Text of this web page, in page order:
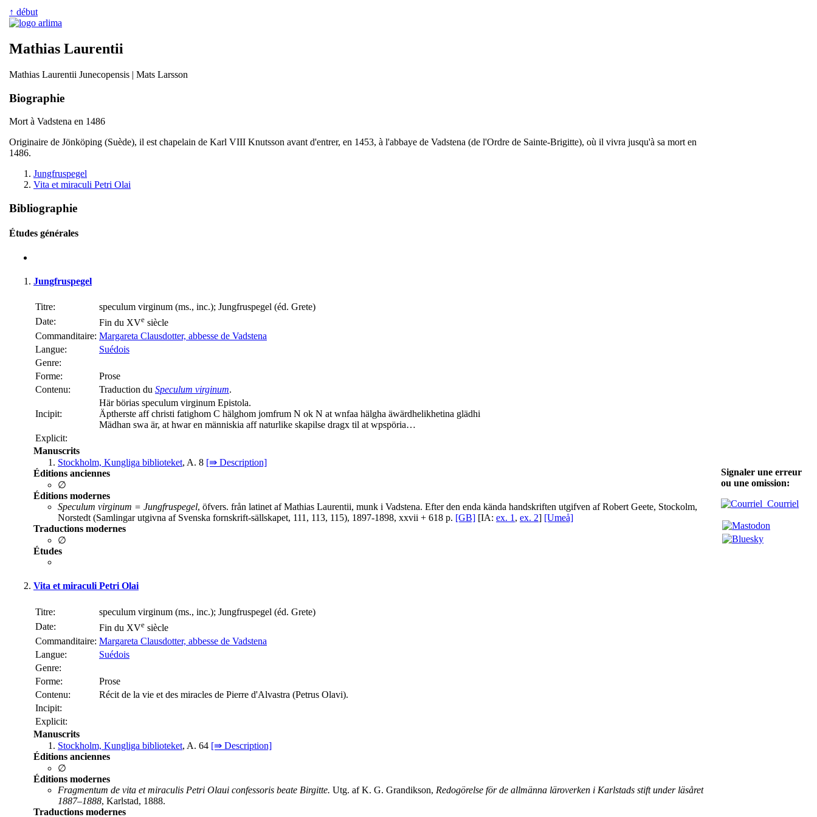
↑ début
Mathias Laurentii
Mathias Laurentii Junecopensis | Mats Larsson
Biographie
Mort à Vadstena en 1486
Originaire de Jönköping (Suède), il est chapelain de Karl VIII Knutsson avant d'entrer, en 1453, à l'abbaye de Vadstena (de l'Ordre de Sainte-Brigitte), où il vivra jusqu'à sa mort en
1486.
Jungfruspegel
Vita et miraculi Petri Olai
Bibliographie
Études générales
Jungfruspegel
Titre:
speculum virginum (ms., inc.); Jungfruspegel (éd. Grete)
Date:
Fin du XVe siècle
Commanditaire: Margareta Clausdotter, abbesse de Vadstena
Langue:
Suédois
Genre:
Forme:
Prose
Contenu:
Traduction du Speculum virginum.
Incipit:
Här börias speculum virginum Epistola.
Äptherste aff christi fatighom C hälghom jomfrum N ok N at wnfaa hälgha äwärdhelikhetina glädhi
Mädhan swa är, at hwar en människia aff naturlike skapilse dragx til at wpspöria…
Explicit:
Manuscrits
Stockholm, Kungliga biblioteket, A. 8 [⇛ Description]
Éditions anciennes
∅
Éditions modernes
Speculum virginum = Jungfruspegel, öfvers. från latinet af Mathias Laurentii, munk i Vadstena. Efter den enda kända handskriften utgifven af Robert Geete, Stockolm,
Norstedt (Samlingar utgivna af Svenska fornskrift-sällskapet, 111, 113, 115), 1897-1898, xxvii + 618 p. [GB] [IA: ex. 1 , ex. 2] [Umeå]
Traductions modernes
∅
Études
Vita et miraculi Petri Olai
Titre:
speculum virginum (ms., inc.); Jungfruspegel (éd. Grete)
Date:
Fin du XVe siècle
Commanditaire: Margareta Clausdotter, abbesse de Vadstena
Langue:
Suédois
Genre:
Forme:
Prose
Contenu:
Récit de la vie et des miracles de Pierre d'Alvastra (Petrus Olavi).
Incipit:
Explicit:
Manuscrits
Stockholm, Kungliga biblioteket, A. 64 [⇛ Description]
Éditions anciennes
∅
Éditions modernes
Fragmentum de vita et miraculis Petri Olaui confessoris beate Birgitte. Utg. af K. G. Grandikson, Redogörelse för de allmänna läroverken i Karlstads stift under läsåret
1887–1888, Karlstad, 1888.
Traductions modernes
Signaler une erreur
ou une omission:
Courriel